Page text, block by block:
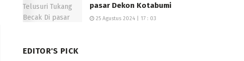
pasar Dekon Kotabumi
25 Agustus 2024 | 17 : 03
EDITOR'S PICK